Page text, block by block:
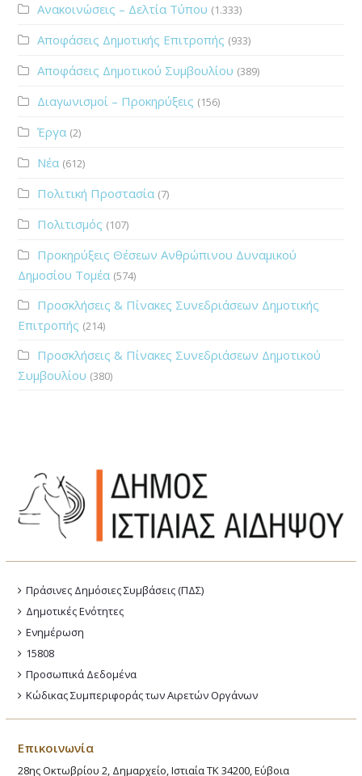
Ανακοινώσεις – Δελτία Τύπου (1.333)
Αποφάσεις Δημοτικής Επιτροπής (933)
Αποφάσεις Δημοτικού Συμβουλίου (389)
Διαγωνισμοί – Προκηρύξεις (156)
Έργα (2)
Νέα (612)
Πολιτική Προστασία (7)
Πολιτισμός (107)
Προκηρύξεις Θέσεων Ανθρώπινου Δυναμικού
Δημοσίου Τομέα (574)
Προσκλήσεις & Πίνακες Συνεδριάσεων Δημοτικής
Επιτροπής (214)
Προσκλήσεις & Πίνακες Συνεδριάσεων Δημοτικού
Συμβουλίου (380)
Πράσινες Δημόσιες Συμβάσεις (ΠΔΣ)
Δημοτικές Ενότητες
Ενημέρωση
15808
Προσωπικά Δεδομένα
Κώδικας Συμπεριφοράς των Αιρετών Οργάνων
Επικοινωνία
28ης Οκτωβρίου 2, Δημαρχείο, Ιστιαία ΤΚ 34200, Εύβοια